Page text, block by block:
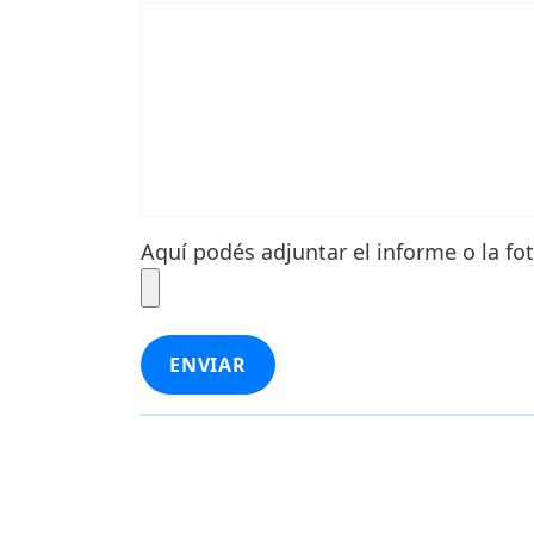
Aquí podés adjuntar el informe o la